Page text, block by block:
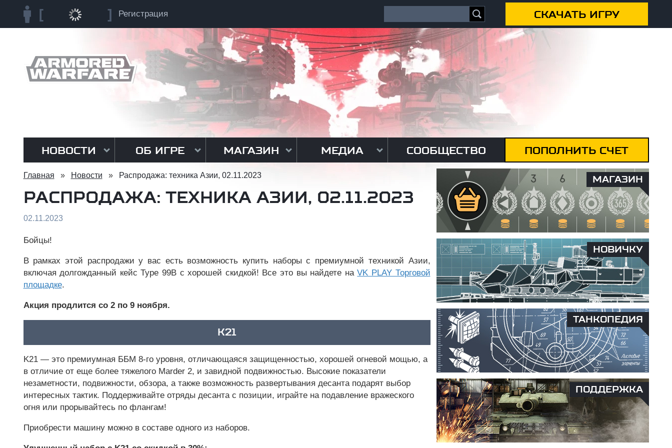
Регистрация СКАЧАТЬ ИГРУ
НОВОСТИ ОБ ИГРЕ МАГАЗИН МЕДИА СООБЩЕСТВО ПОПОЛНИТЬ СЧЕТ
Главная » Новости » Распродажа: техника Азии, 02.11.2023
РАСПРОДАЖА: ТЕХНИКА АЗИИ, 02.11.2023
02.11.2023
Бойцы!
В рамках этой распродажи у вас есть возможность купить наборы с премиумной техникой Азии,
включая долгожданный кейс Type 99B с хорошей скидкой! Все это вы найдете наVK PLAY Торговой
площадке.
Акция продлится со 2 по 9 ноября.
K21
K21 — это премиумная ББМ 8-го уровня, отличающаяся защищенностью, хорошей огневой мощью, а
в отличие от еще более тяжелого Marder 2, и завидной подвижностью. Высокие показатели
незаметности, подвижности, обзора, а также возможность развертывания десанта подарят выбор
интересных тактик. Поддерживайте отряды десанта с позиции, играйте на подавление вражеского
огня или прорывайтесь по флангам!
Приобрести машину можно в составе одного из наборов.
МАГАЗИН
НОВИЧКУ
ТАНКОПЕДИЯ
ПОДДЕРЖКА